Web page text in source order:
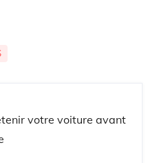
votre voiture avant